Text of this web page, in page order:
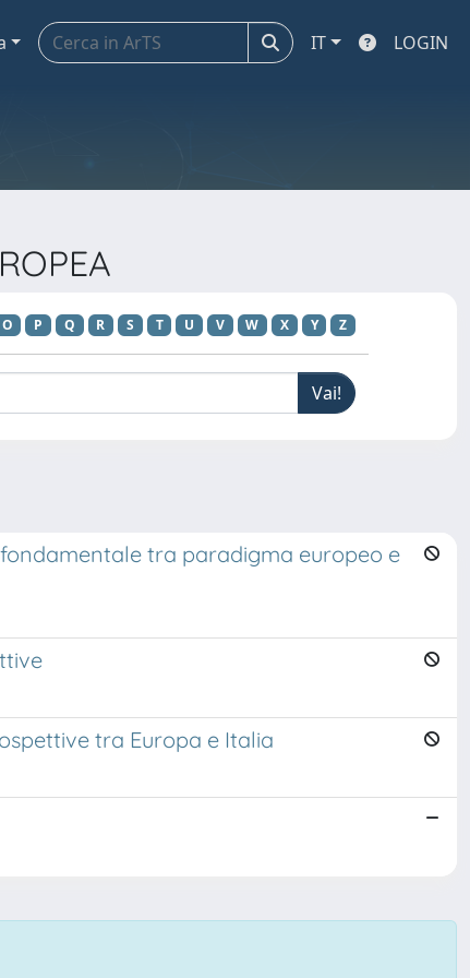
IT LOGIN
O P Q R S T U V W X Y Z
tra paradigma europeo e
tra Europa e Italia